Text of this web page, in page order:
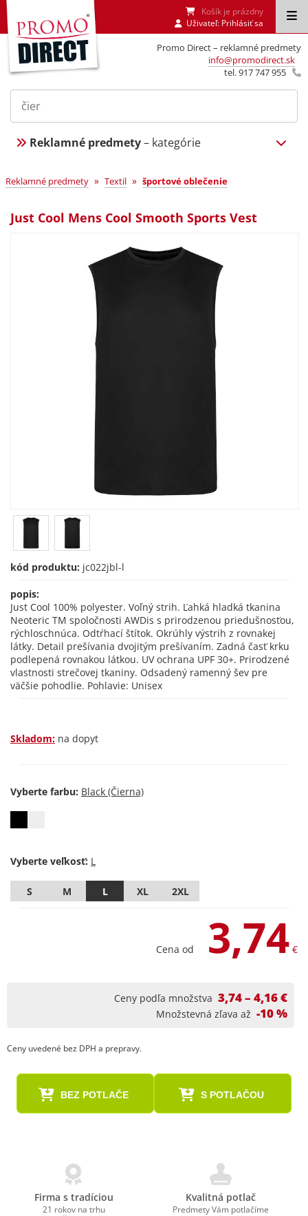
Promo Direct – reklamné predmety
info@promodirect.sk
tel. 917 747 955
Košík je prázdny
Uživateľ: Prihlásiť sa
Reklamné predmety– kategórie
Reklamné predmety » Textil » športové oblečenie
Just Cool Mens Cool Smooth Sports Vest
kód produktu: jc022jbl-l
popis:
Just Cool 100% polyester. Voľný strih. Ľahká hladká tkanina
Neoteric TM spoločnosti AWDis s prirodzenou priedušnosťou,
rýchloschnúca. Odtŕhací štítok. Okrúhly výstrih z rovnakej
látky. Detail prešívania dvojitým prešívaním. Zadná časť krku
podlepená rovnakou látkou. UV ochrana UPF 30+. Prirodzené
vlastnosti strečovej tkaniny. Odsadený ramenný šev pre
väčšie pohodlie. Pohlavie: Unisex
Skladom: na dopyt
Vyberte farbu:
Vyberte veľkosť:
S M L XL 2XL
Cena od 3,74 €
Ceny podľa množstva 3,74 – 4,16 €
Množstevná zľava až -10 %
Ceny uvedené bez DPH a prepravy.
BEZ POTLAČE S POTLAČOU
Firma s tradíciou
21 rokov na trhu
Kvalitná potlač
Predmety Vám potlačíme